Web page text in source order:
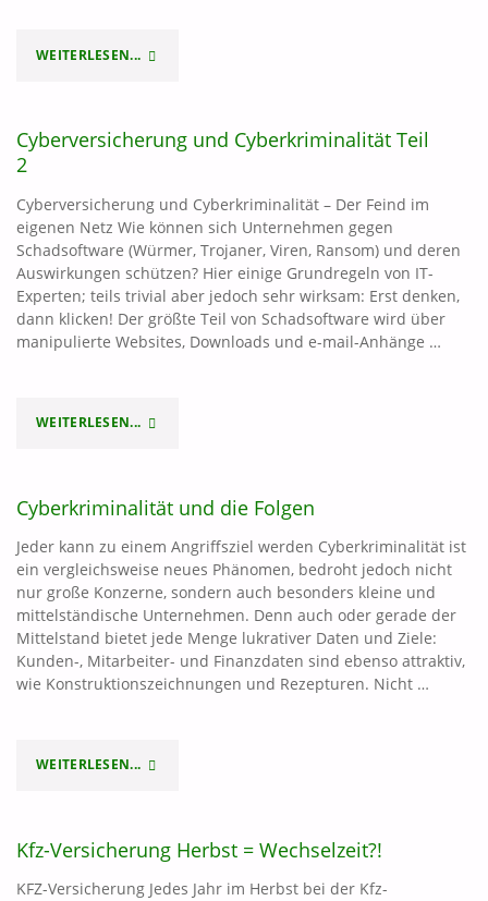
WEITERLESEN... "VERHALTEN
SCHADENSFALL"
Cyberversicherung und Cyberkriminalität Teil
2
Cyberversicherung und Cyberkriminalität – Der Feind im
eigenen Netz Wie können sich Unternehmen gegen
Schadsoftware (Würmer, Trojaner, Viren, Ransom) und deren
Auswirkungen schützen? Hier einige Grundregeln von IT-
Experten; teils trivial aber jedoch sehr wirksam: Erst denken,
dann klicken! Der größte Teil von Schadsoftware wird über
manipulierte Websites, Downloads und e-mail-Anhänge …
WEITERLESEN... "CYBERVERSICHERUNG
CYBERKRIMINALITÄT
TEIL
2"
Cyberkriminalität und die Folgen
Jeder kann zu einem Angriffsziel werden Cyberkriminalität ist
ein vergleichsweise neues Phänomen, bedroht jedoch nicht
nur große Konzerne, sondern auch besonders kleine und
mittelständische Unternehmen. Denn auch oder gerade der
Mittelstand bietet jede Menge lukrativer Daten und Ziele:
Kunden-, Mitarbeiter- und Finanzdaten sind ebenso attraktiv,
wie Konstruktionszeichnungen und Rezepturen. Nicht …
WEITERLESEN... "CYBERKRIMINALITÄT
DIE
FOLGEN"
Kfz-Versicherung Herbst = Wechselzeit?!
KFZ-Versicherung Jedes Jahr im Herbst bei der Kfz-